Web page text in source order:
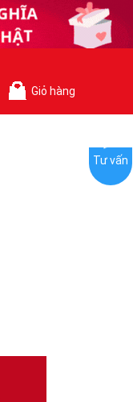
Giỏ hàng
Tư vấn